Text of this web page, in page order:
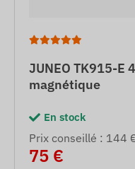
JUNEO TK915-E
magnétique
En stock
Prix ​​conseillé : 144
75 €